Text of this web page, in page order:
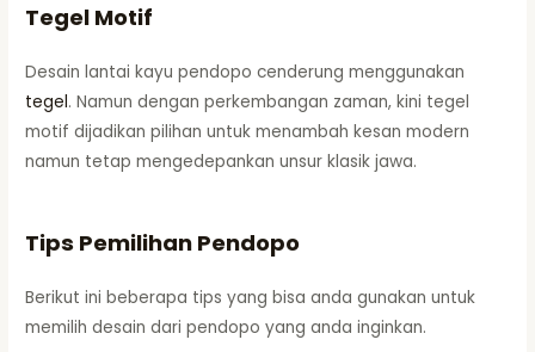
Tegel Motif
Desain lantai kayu pendopo cenderung menggunakan
tegel. Namun dengan perkembangan zaman, kini tegel
motif dijadikan pilihan untuk menambah kesan modern
namun tetap mengedepankan unsur klasik jawa.
Tips Pemilihan Pendopo
Berikut ini beberapa tips yang bisa anda gunakan untuk
memilih desain dari pendopo yang anda inginkan.